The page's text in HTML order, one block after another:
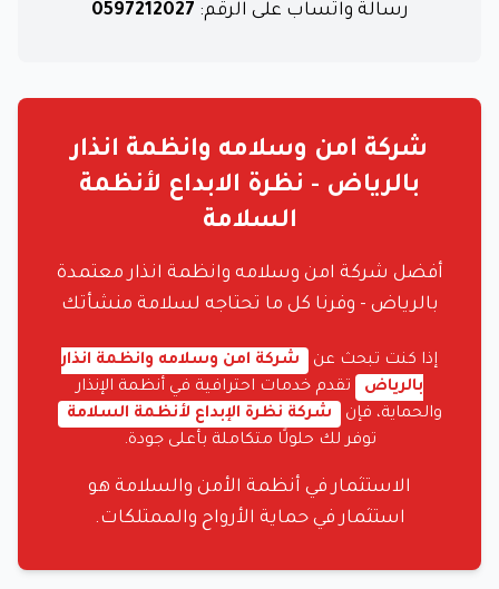
رسالة واتساب على الرقم: 0597212027
شركة امن وسلامه وانظمة انذار
بالرياض - نظرة الابداع لأنظمة
السلامة
أفضل شركة امن وسلامه وانظمة انذار معتمدة
بالرياض - وفرنا كل ما تحتاجه لسلامة منشأتك
إذا كنت تبحث عن
شركة امن وسلامه وانظمة انذار
بالرياض
تقدم خدمات احترافية في أنظمة الإنذار
والحماية، فإن
شركة نظرة الإبداع لأنظمة السلامة
توفر لك حلولًا متكاملة بأعلى جودة.
الاستثمار في أنظمة الأمن والسلامة هو
استثمار في حماية الأرواح والممتلكات.